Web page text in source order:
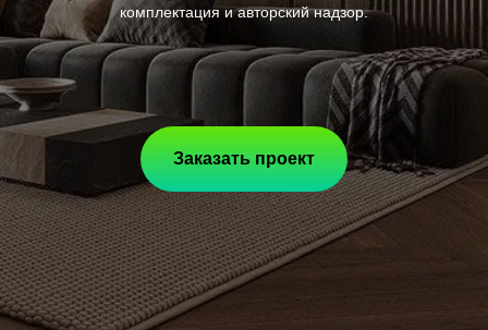
комплектация и авторский надзор.
Заказать проект